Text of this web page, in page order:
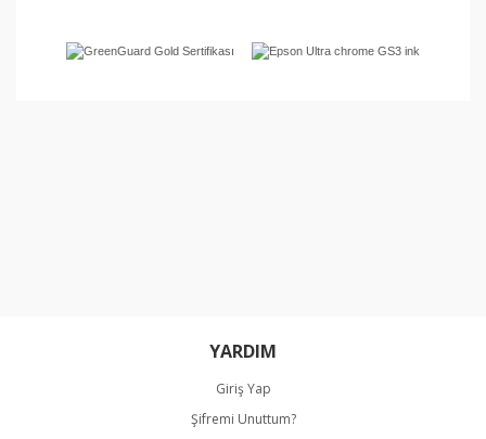
Bu ürüne benzer farklı alternatifler olmalı.
YARDIM
Giriş Yap
Şifremi Unuttum?